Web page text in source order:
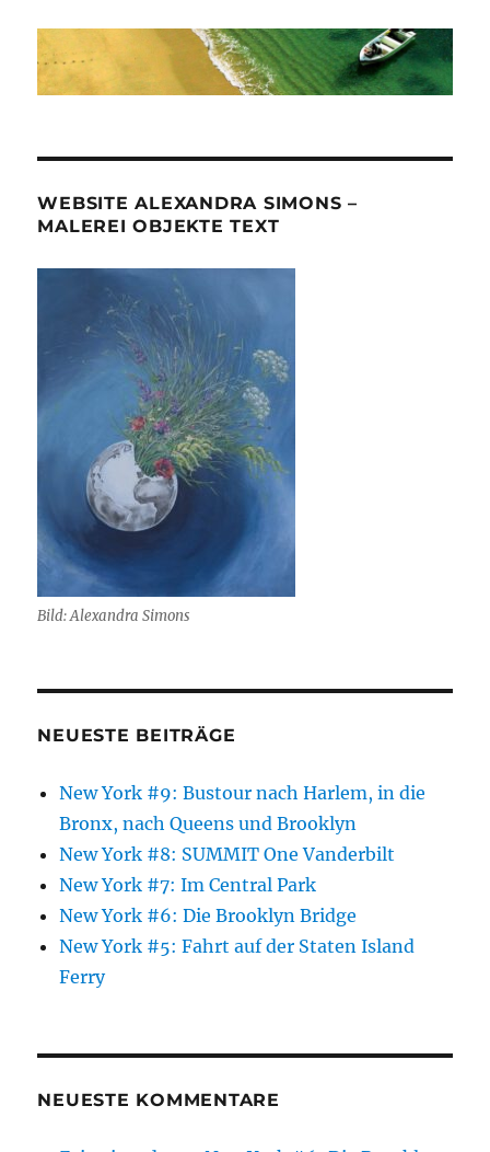
WEBSITE ALEXANDRA SIMONS –
MALEREI OBJEKTE TEXT
Bild: Alexandra Simons
NEUESTE BEITRÄGE
New York #9: Bustour nach Harlem, in die
Bronx, nach Queens und Brooklyn
New York #8: SUMMIT One Vanderbilt
New York #7: Im Central Park
New York #6: Die Brooklyn Bridge
New York #5: Fahrt auf der Staten Island
Ferry
NEUESTE KOMMENTARE